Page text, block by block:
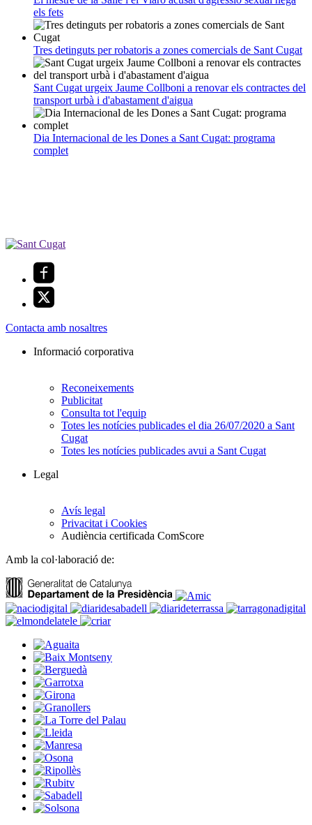
els fets
Tres detinguts per robatoris a zones comercials de Sant Cugat
Sant Cugat urgeix Jaume Collboni a renovar els contractes del
transport urbà i d'abastament d'aigua
Dia Internacional de les Dones a Sant Cugat: programa
complet
Contacta amb nosaltres
Informació corporativa
Reconeixements
Publicitat
Consulta tot l'equip
Totes les notícies publicades el dia 26/07/2020 a Sant
Cugat
Totes les notícies publicades avui a Sant Cugat
Legal
Avís legal
Privacitat i Cookies
Audiència certificada ComScore
Amb la col·laboració de: